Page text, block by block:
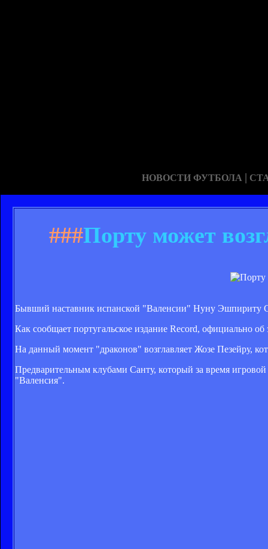
НОВОСТИ ФУТБОЛА |
###Порту может
Бывший наставник испанской "Валенсии" Нуну Эшпириту
Как сообщает португальское издание Record, официально об
На данный момент "драконов" возглавляет Жозе Пезейру,
Предварительным клубами Санту, который за время
"Валенсия".